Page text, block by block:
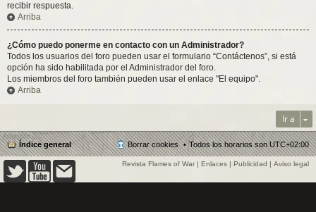
recibir respuesta.
Arriba
¿Cómo puedo ponerme en contacto con un Administrador?
Todos los usuarios del foro pueden usar el formulario “Contáctenos”, si está
opción ha sido habilitada por el Administrador del foro.
Los miembros del foro también pueden usar el enlace "El equipo".
Arriba
Ir a
Índice general Todos los horarios sonUTC+02:00
Borrar cookies
Revista Flames of War | Enlaces | Publicidad | Aviso legal